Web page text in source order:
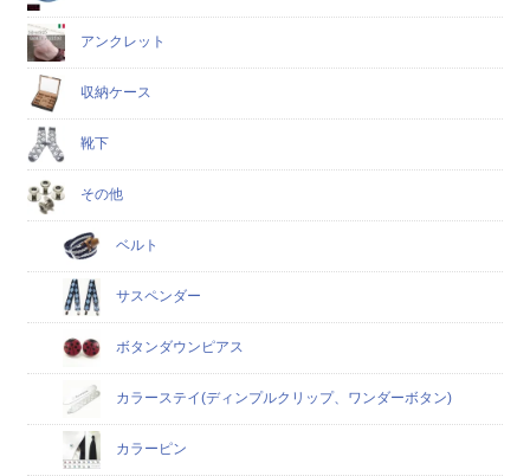
アンクレット
収納ケース
靴下
その他
ベルト
サスペンダー
ボタンダウンピアス
カラーステイ(ディンプルクリップ、ワンダーボタン)
カラーピン